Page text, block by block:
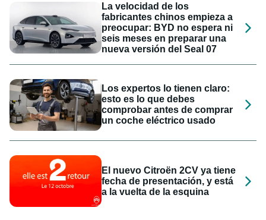
La velocidad de los
fabricantes chinos empieza a
preocupar: BYD no espera ni
seis meses en preparar una
nueva versión del Seal 07
Los expertos lo tienen claro:
esto es lo que debes
comprobar antes de comprar
un coche eléctrico usado
El nuevo Citroën 2CV ya tiene
fecha de presentación, y está
a la vuelta de la esquina